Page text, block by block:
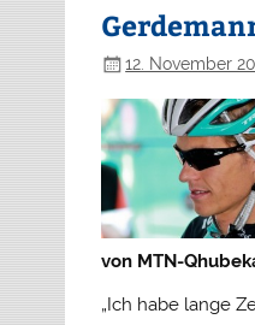
12. November
von MTN-
„Ich habe lange